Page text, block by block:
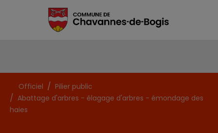
Officiel
Pilier public
Abattage d'arbres - élagage d'arbres - émondage des
haies